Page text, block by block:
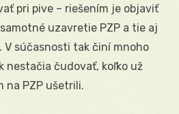
pri pive – riešením je objaviť
uzavretie PZP a tie aj
súčasnosti tak činí mnoho
nestačia čudovať, koľko už
na PZP ušetrili.